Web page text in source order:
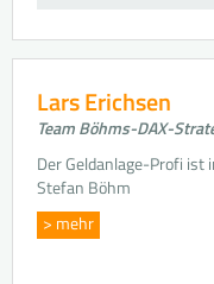
Lars Erichsen
Team Böhms-DAX-
Der Geldanlage-Profi ist
Stefan Böhm
> mehr